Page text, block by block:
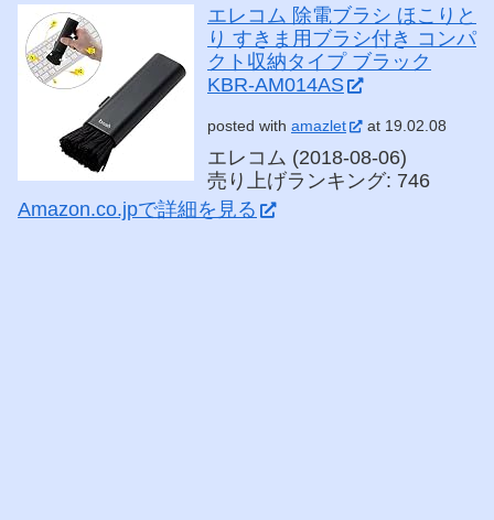
エレコム 除電ブラシ ほこりと
り すきま用ブラシ付き コンパ
クト収納タイプ ブラック
KBR-AM014AS
posted with amazlet at 19.02.08
エレコム (2018-08-06)
売り上げランキング: 746
Amazon.co.jpで詳細を見る